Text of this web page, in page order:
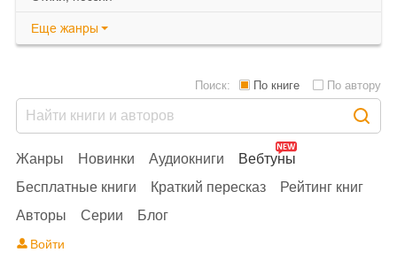
Еще жанры
Жанры Новинки Аудиокниги
Вебтуны
Бесплатные книги
Краткий пересказ
Рейтинг книг
Авторы
Серии Блог
Поиск: По книге По автору
Войти